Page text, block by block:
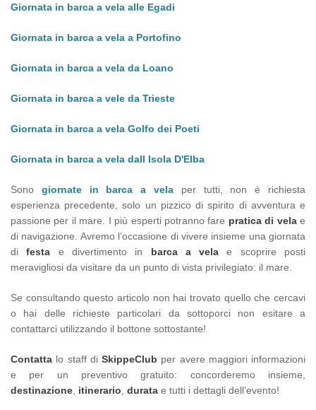
Giornata in barca a vela alle Egadi
Giornata in barca a vela a Portofino
Giornata in barca a vela da Loano
Giornata in barca a vele da Trieste
Giornata in barca a vela Golfo dei Poeti
Giornata in barca a vela dall Isola D'Elba
Sono giornate in barca a vela per tutti, non è richiesta
esperienza precedente, solo un pizzico di spirito di avventura e
passione per il mare. I più esperti potranno fare pratica di velae
di navigazione. Avremo l’occasione di vivere insieme una giornata
difesta e divertimento in barca a vela e scoprire posti
meravigliosi da visitare da un punto di vista privilegiato: il mare.
Se consultando questo articolo non hai trovato quello che cercavi
o hai delle richieste particolari da sottoporci non esitare a
contattarci utilizzando il bottone sottostante!
Contatta lo staff diSkippeClub per avere maggiori informazioni
e per un preventivo gratuito: concorderemo insieme,
destinazione itinerario durata e tutti i dettagli dell’evento!